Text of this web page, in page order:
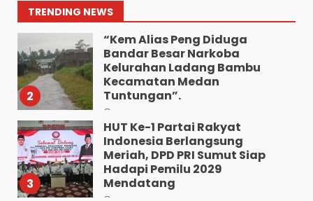
TRENDING NEWS
1 Agustus 9, 2026
2
“Kem Alias Peng Diduga
Bandar Besar Narkoba
Kelurahan Ladang Bambu
Kecamatan Medan
Tuntungan”.
3
HUT Ke-1 Partai Rakyat
Indonesia Berlangsung
Meriah, DPD PRI Sumut Siap
Hadapi Pemilu 2029
Mendatang